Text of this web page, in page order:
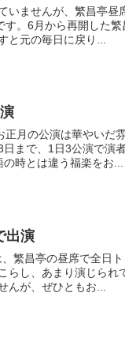
ませんが、繁昌亭昼
。6月から再開した
と元の毎日に戻り...
月の公演は華やいだ
まで、1日3公演で演
時とは違う福楽をお...
出演
繁昌亭の昼席で全日
らし、あまり演じられ
んが、ぜひともお...